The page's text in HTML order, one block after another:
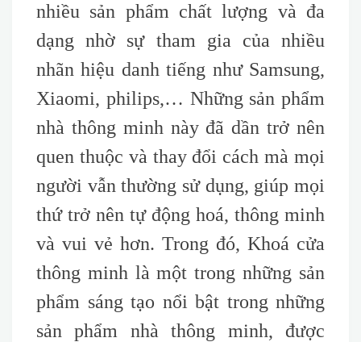
nhiều sản phẩm chất lượng và đa
dạng nhờ sự tham gia của nhiều
nhãn hiệu danh tiếng như Samsung,
Xiaomi, philips,… Những sản phẩm
nhà thông minh này đã dần trở nên
quen thuộc và thay đổi cách mà mọi
người vẫn thường sử dụng, giúp mọi
thứ trở nên tự động hoá, thông minh
và vui vẻ hơn. Trong đó, Khoá cửa
thông minh là một trong những sản
phẩm sáng tạo nổi bật trong những
sản phẩm nhà thông minh, được